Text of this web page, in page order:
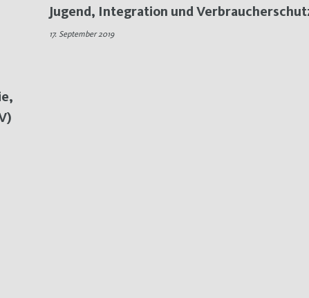
Jugend, Integration und
17. September 2019